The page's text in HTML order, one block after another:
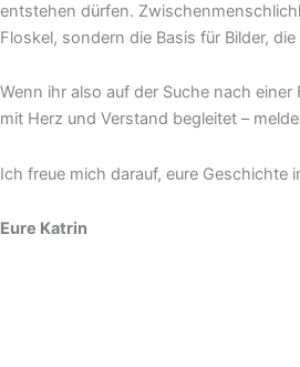
entstehen dürfen.
Floskel, sondern die Basis für Bilder,
Wenn ihr also auf der Suche nach
mit Herz und Verstand begleitet –
Ich freue mich darauf, eure Geschichte
Eure Katrin